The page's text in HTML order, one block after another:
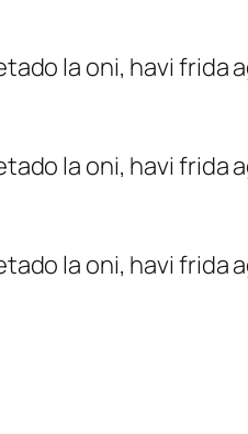
la oni, havi frida
la oni, havi frida
la oni, havi frida